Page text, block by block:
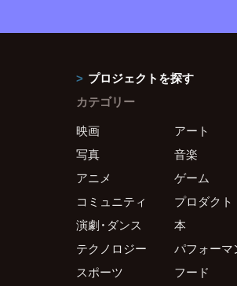
プロジェクトを探す
カテゴリー
映画
アート
写真
音楽
アニメ
ゲーム
コミュニティ
プロダクト
演劇・ダンス
本
テクノロジー
パフォーマ
スポーツ
フード